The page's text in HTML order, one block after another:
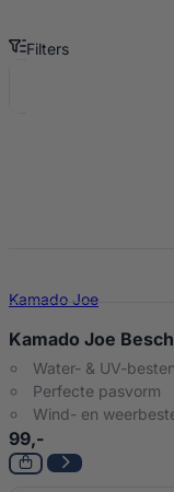
Filters
Kamado Joe
Kamado Joe
Water- & UV-
Perfecte pasvorm
Wind- en
99,-